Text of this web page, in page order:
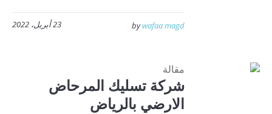
23 أبريل، 2022 bywafaa magd
مقالة
شركة تسليك المرحاض
الارضي بالرياض